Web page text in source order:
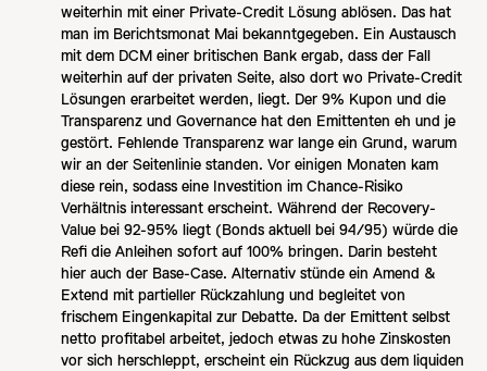
weiterhin mit einer Private-Credit Lösung ablösen. Das hat
man im Berichtsmonat Mai bekanntgegeben. Ein Austausch
mit dem DCM einer britischen Bank ergab, dass der Fall
weiterhin auf der privaten Seite, also dort wo Private-Credit
Lösungen erarbeitet werden, liegt. Der 9% Kupon und die
Transparenz und Governance hat den Emittenten eh und je
gestört. Fehlende Transparenz war lange ein Grund, warum
wir an der Seitenlinie standen. Vor einigen Monaten kam
diese rein, sodass eine Investition im Chance-Risiko
Verhältnis interessant erscheint. Während der Recovery-
Value bei 92-95% liegt (Bonds aktuell bei 94/95) würde die
Refi die Anleihen sofort auf 100% bringen. Darin besteht
hier auch der Base-Case. Alternativ stünde ein Amend &
Extend mit partieller Rückzahlung und begleitet von
frischem Eingenkapital zur Debatte. Da der Emittent selbst
netto profitabel arbeitet, jedoch etwas zu hohe Zinskosten
vor sich herschleppt, erscheint ein Rückzug aus dem liquiden